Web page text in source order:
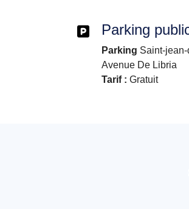
Parking
Parking Saint-
Avenue De Libria
Tarif : Gratuit